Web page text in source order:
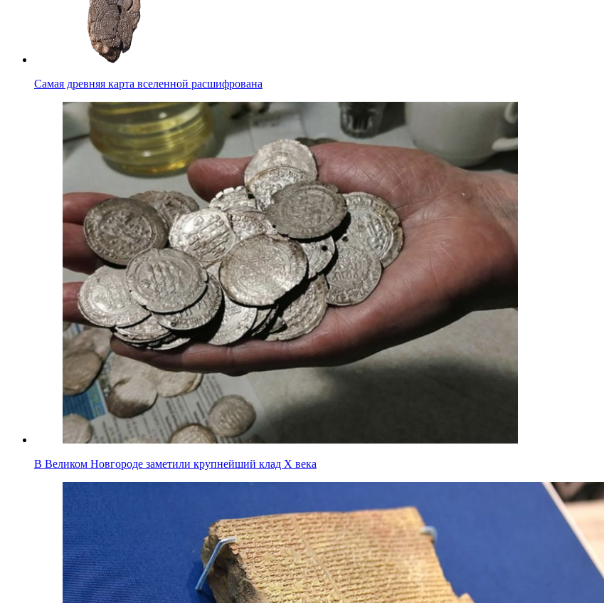
Самая древняя карта вселенной расшифрована
В Великом Новгороде заметили крупнейший клад X века